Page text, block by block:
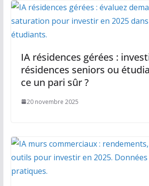
IA résidences gérées :
résidences seniors ou
ce un pari sûr ?
20 novembre 2025